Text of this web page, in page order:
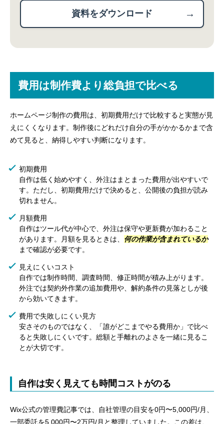
資料をダウンロード
費用は制作費より総負担で比べる
ホームページ制作の費用は、初期費用だけで比較すると実態が見
えにくくなります。制作後にどれだけ自分の手がかかるかまで含
めて見ると、納得しやすい判断になります。
初期費用
自作は低く始めやすく、外注はまとまった費用が出やすいで
す。ただし、初期費用だけで決めると、公開後の負担が読み
切れません。
月額費用
自作はツール代が中心で、外注は保守や更新費が加わること
があります。月額を見るときは、 何の作業が含まれているか
まで確認が必要です。
見えにくいコスト
自作では制作時間、調査時間、修正時間が積み上がります。
外注では契約外作業の追加費用や、解約条件の見落としが後
から効いてきます。
費用で失敗しにくい見方
安さそのものではなく、「誰がどこまでやる費用か」で比べ
ると失敗しにくいです。総額と手離れのよさを一緒に見るこ
とが大切です。
自作は安く見えても時間コストがのる
Wix公式の管理費記事では、自社管理の目安を0円〜5,000円/月、
一部委託を5,000円〜2万円/月と整理していました。この差は、